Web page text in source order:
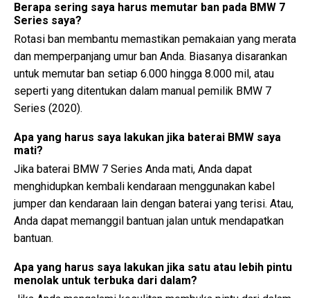
Berapa sering saya harus memutar ban pada BMW 7
Series saya?
Rotasi ban membantu memastikan pemakaian yang merata
dan memperpanjang umur ban Anda. Biasanya disarankan
untuk memutar ban setiap 6.000 hingga 8.000 mil, atau
seperti yang ditentukan dalam manual pemilik BMW 7
Series (2020).
Apa yang harus saya lakukan jika baterai BMW saya
mati?
Jika baterai BMW 7 Series Anda mati, Anda dapat
menghidupkan kembali kendaraan menggunakan kabel
jumper dan kendaraan lain dengan baterai yang terisi. Atau,
Anda dapat memanggil bantuan jalan untuk mendapatkan
bantuan.
Apa yang harus saya lakukan jika satu atau lebih pintu
menolak untuk terbuka dari dalam?